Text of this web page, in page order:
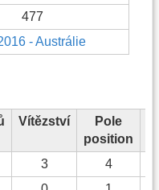
477
- Austrálie
Vítězství
Pole
position
3
4